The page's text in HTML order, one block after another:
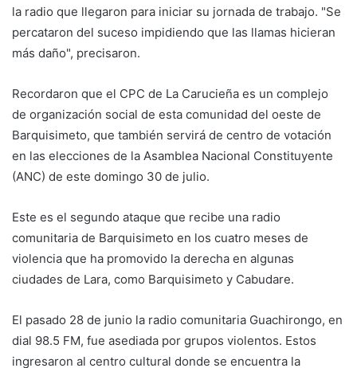
la radio que llegaron para iniciar su jornada de trabajo. "Se
percataron del suceso impidiendo que las llamas hicieran
más daño", precisaron.
Recordaron que el CPC de La Carucieña es un complejo
de organización social de esta comunidad del oeste de
Barquisimeto, que también servirá de centro de votación
en las elecciones de la Asamblea Nacional Constituyente
(ANC) de este domingo 30 de julio.
Este es el segundo ataque que recibe una radio
comunitaria de Barquisimeto en los cuatro meses de
violencia que ha promovido la derecha en algunas
ciudades de Lara, como Barquisimeto y Cabudare.
El pasado 28 de junio la radio comunitaria Guachirongo, en
dial 98.5 FM, fue asediada por grupos violentos. Estos
ingresaron al centro cultural donde se encuentra la